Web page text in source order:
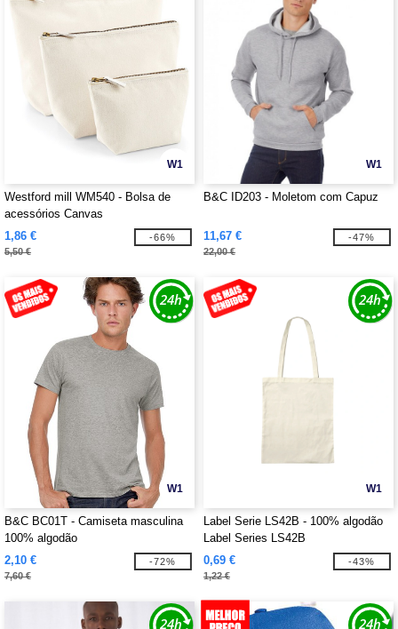
W1
Westford mill WM540 - Bolsa de
acessórios Canvas
1,86 €
5,50 €
-66%
W1
B&C ID203 - Moletom com Capuz
11,67 €
22,00 €
-47%
W1
B&C BC01T - Camiseta masculina
100% algodão
2,10 €
7,60 €
-72%
W1
Label Serie LS42B - 100% algodão
Label Series LS42B
0,69 €
1,22 €
-43%